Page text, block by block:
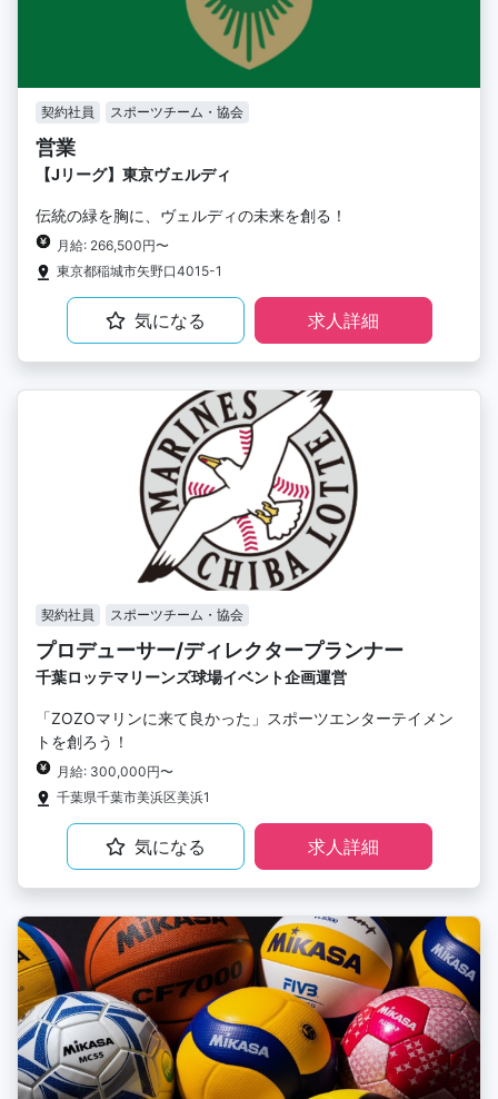
契約社員 スポーツチーム・協会
営業
【Jリーグ】東京ヴェルディ
伝統の緑を胸に、ヴェルディの未来を創る！
月給: 266,500円〜
東京都稲城市矢野口4015-1
気になる 求人詳細
契約社員 スポーツチーム・協会
プロデューサー/ディレクタープランナー
千葉ロッテマリーンズ球場イベント企画運営
「ZOZOマリンに来て良かった」スポーツエンターテイメン
トを創ろう！
月給: 300,000円〜
千葉県千葉市美浜区美浜1
気になる 求人詳細